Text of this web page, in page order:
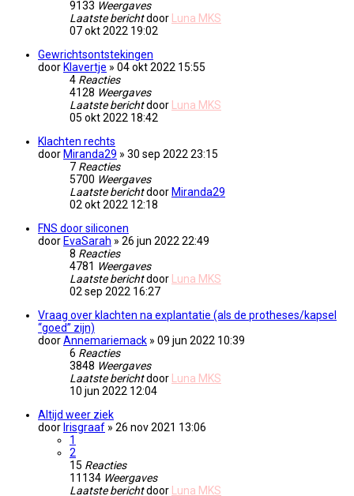
9133 Weergaves
Laatste berichtdoor
Luna MKS
07 okt 2022 19:02
Gewrichtsontstekingen
door Klavertje » 04 okt 2022 15:55
4 Reacties
4128 Weergaves
Laatste berichtdoor
Luna MKS
05 okt 2022 18:42
Klachten rechts
door Miranda29 » 30 sep 2022 23:15
7 Reacties
5700 Weergaves
Laatste berichtdoor Miranda29
02 okt 2022 12:18
FNS door siliconen
door EvaSarah » 26 jun 2022 22:49
8 Reacties
4781 Weergaves
Laatste berichtdoor
Luna MKS
02 sep 2022 16:27
Vraag over klachten na explantatie (als de protheses/kapsel
“goed” zijn)
doorAnnemariemack » 09 jun 2022 10:39
6 Reacties
3848 Weergaves
Laatste berichtdoor
Luna MKS
10 jun 2022 12:04
Altijd weer ziek
door Irisgraaf » 26 nov 2021 13:06
1
2
15 Reacties
11134 Weergaves
Laatste berichtdoor Luna MKS